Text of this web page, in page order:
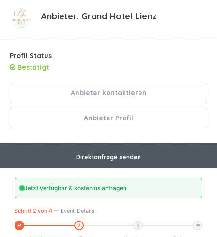
Anbieter: Grand Hotel Lienz
Profil Status
Bestätigt
Anbieter kontaktieren
Anbieter Profil
Direktanfrage senden
Jetzt verfügbar & kostenlos anfragen
Schritt 2 von 4 — Event-Details
2 3